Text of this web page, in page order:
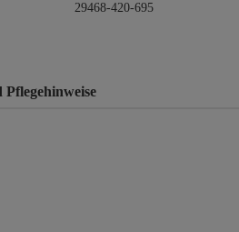
29468-420-695